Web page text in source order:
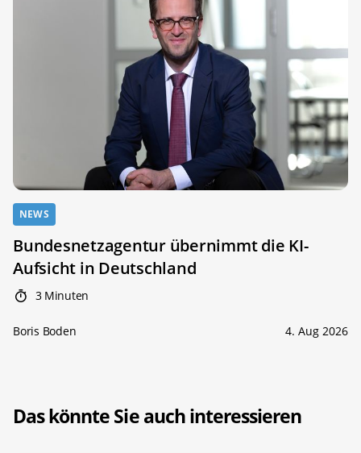
NEWS
Bundesnetzagentur übernimmt die KI-
Aufsicht in Deutschland
3 Minuten
Boris Boden 4. Aug 2026
Das könnte Sie auch interessieren